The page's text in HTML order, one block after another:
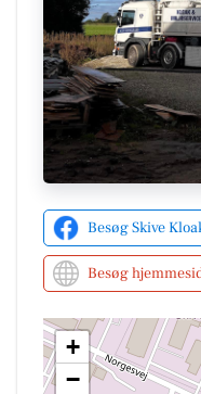
om deres tjenester
Besøg Skive
Besøg
+
−